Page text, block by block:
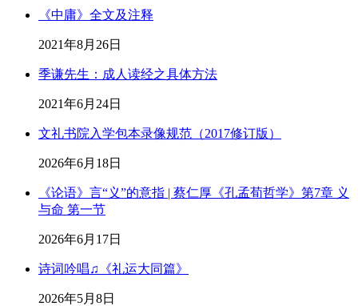
《中庸》全文及注释
2021年8月26日
季谦先生：成人读经之具体方法
2021年6月24日
文礼书院入学包本录像规范（2017修订版）
2026年6月18日
《论语》言“义”的意指 | 蔡仁厚《孔孟荀哲学》第7章 义
与命 第一节
2026年6月17日
诗词吟唱♫《礼运大同篇》
2026年5月8日